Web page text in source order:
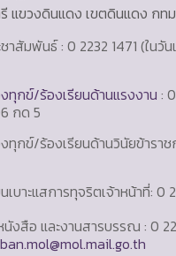
แขวงดินแดง เขตดินแดง กท
าสัมพันธ์ : 0 2232 1471 (ในวัน
ทุกข์/ร้องเรียนด้านแรงงาน :
กด 5
ทุกข์/ร้องเรียนด้านวินัยข้าราช
เบาะแสการทุจริตเจ้าหน้าที่: 0
งสือ และงานสารบรรณ : 0